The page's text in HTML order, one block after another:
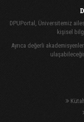
DPUPortal, Üniversitemiz
kişisel
Ayrıca değerli